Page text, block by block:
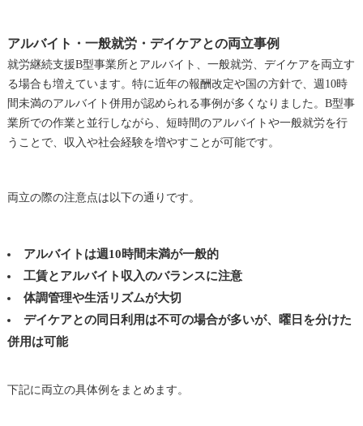
アルバイト・一般就労・デイケアとの両立事例
就労継続支援B型事業所とアルバイト、一般就労、デイケアを両立す
る場合も増えています。特に近年の報酬改定や国の方針で、週10時
間未満のアルバイト併用が認められる事例が多くなりました。B型事
業所での作業と並行しながら、短時間のアルバイトや一般就労を行
うことで、収入や社会経験を増やすことが可能です。
両立の際の注意点は以下の通りです。
アルバイトは週10時間未満が一般的
工賃とアルバイト収入のバランスに注意
体調管理や生活リズムが大切
デイケアとの同日利用は不可の場合が多いが、曜日を分けた
併用は可能
下記に両立の具体例をまとめます。